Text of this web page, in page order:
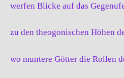
werfen Blicke auf das
zu den theogonischen Höhen
wo muntere Götter die Rollen